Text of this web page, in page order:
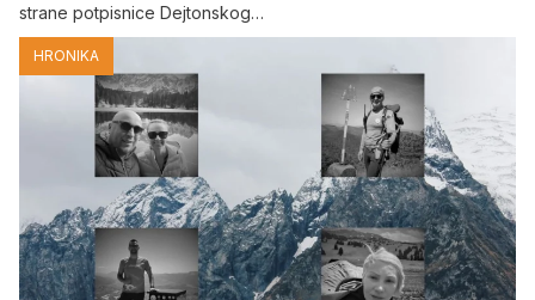
strane potpisnice Dejtonskog…
HRONIKA